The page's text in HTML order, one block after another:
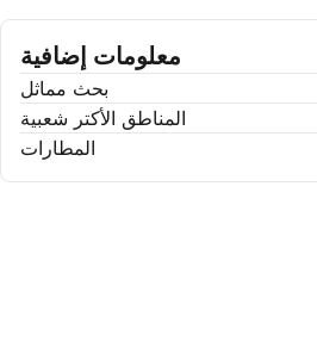
معلومات إضافية
بحث مماثل
المناطق الأكتر شعبية
المطارات